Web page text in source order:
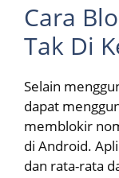
Cara
Tak Di
Selain
dapat
memblokir
di Android.
dan rata-rata